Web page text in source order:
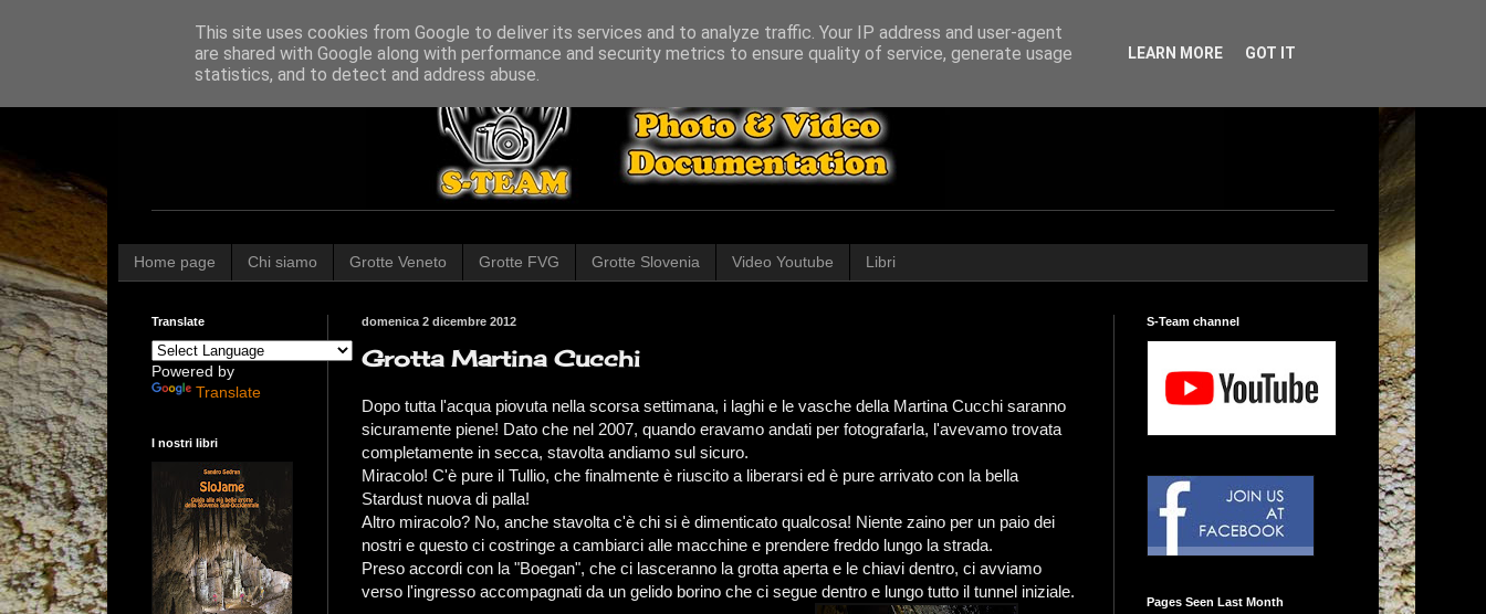
Home page Chi siamo Grotte Veneto Grotte FVG Grotte Slovenia Video Youtube Libri
domenica 2 dicembre 2012
Grotta Martina Cucchi
Dopo tutta l'acqua piovuta nella scorsa settimana, i laghi e le vasche della Martina Cucchi saranno
sicuramente piene! Dato che nel 2007, quando eravamo andati per fotografarla, l'avevamo trovata
completamente in secca, stavolta andiamo sul sicuro.
Miracolo! C'è pure il Tullio, che finalmente è riuscito a liberarsi ed è pure arrivato con la bella
Stardust nuova di palla!
Altro miracolo? No, anche stavolta c'è chi si è dimenticato qualcosa! Niente zaino per un paio dei
nostri e questo ci costringe a cambiarci alle macchine e prendere freddo lungo la strada.
Preso accordi con la "Boegan", che ci lasceranno la grotta aperta e le chiavi dentro, ci avviamo
verso l'ingresso accompagnati da un gelido borino che ci segue dentro e lungo tutto il tunnel iniziale.
Translate
Powered by
Translate
I nostri libri
S-Team channel
Pages Seen Last Month
This site uses cookies from Google to deliver its services and to analyze traffic. Your IP address and user-agent
are shared with Google along with performance and security metrics to ensure quality of service, generate usage
statistics, and to detect and address abuse.
LEARN MORE GOT IT